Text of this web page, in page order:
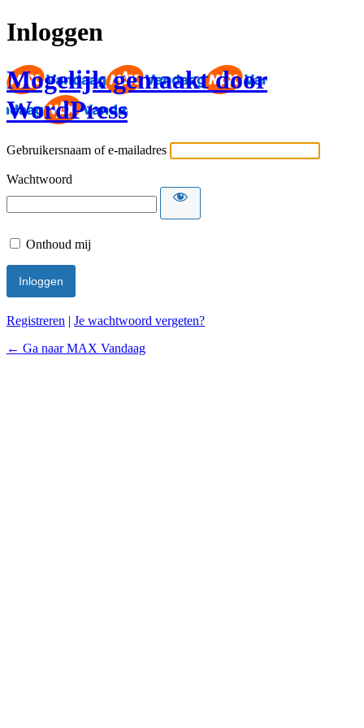
Inloggen
Mogelijk gemaakt door
WordPress
Gebruikersnaam of e-mailadres
Wachtwoord
Onthoud mij
Registreren | Je wachtwoord vergeten?
← Ga naar MAX Vandaag